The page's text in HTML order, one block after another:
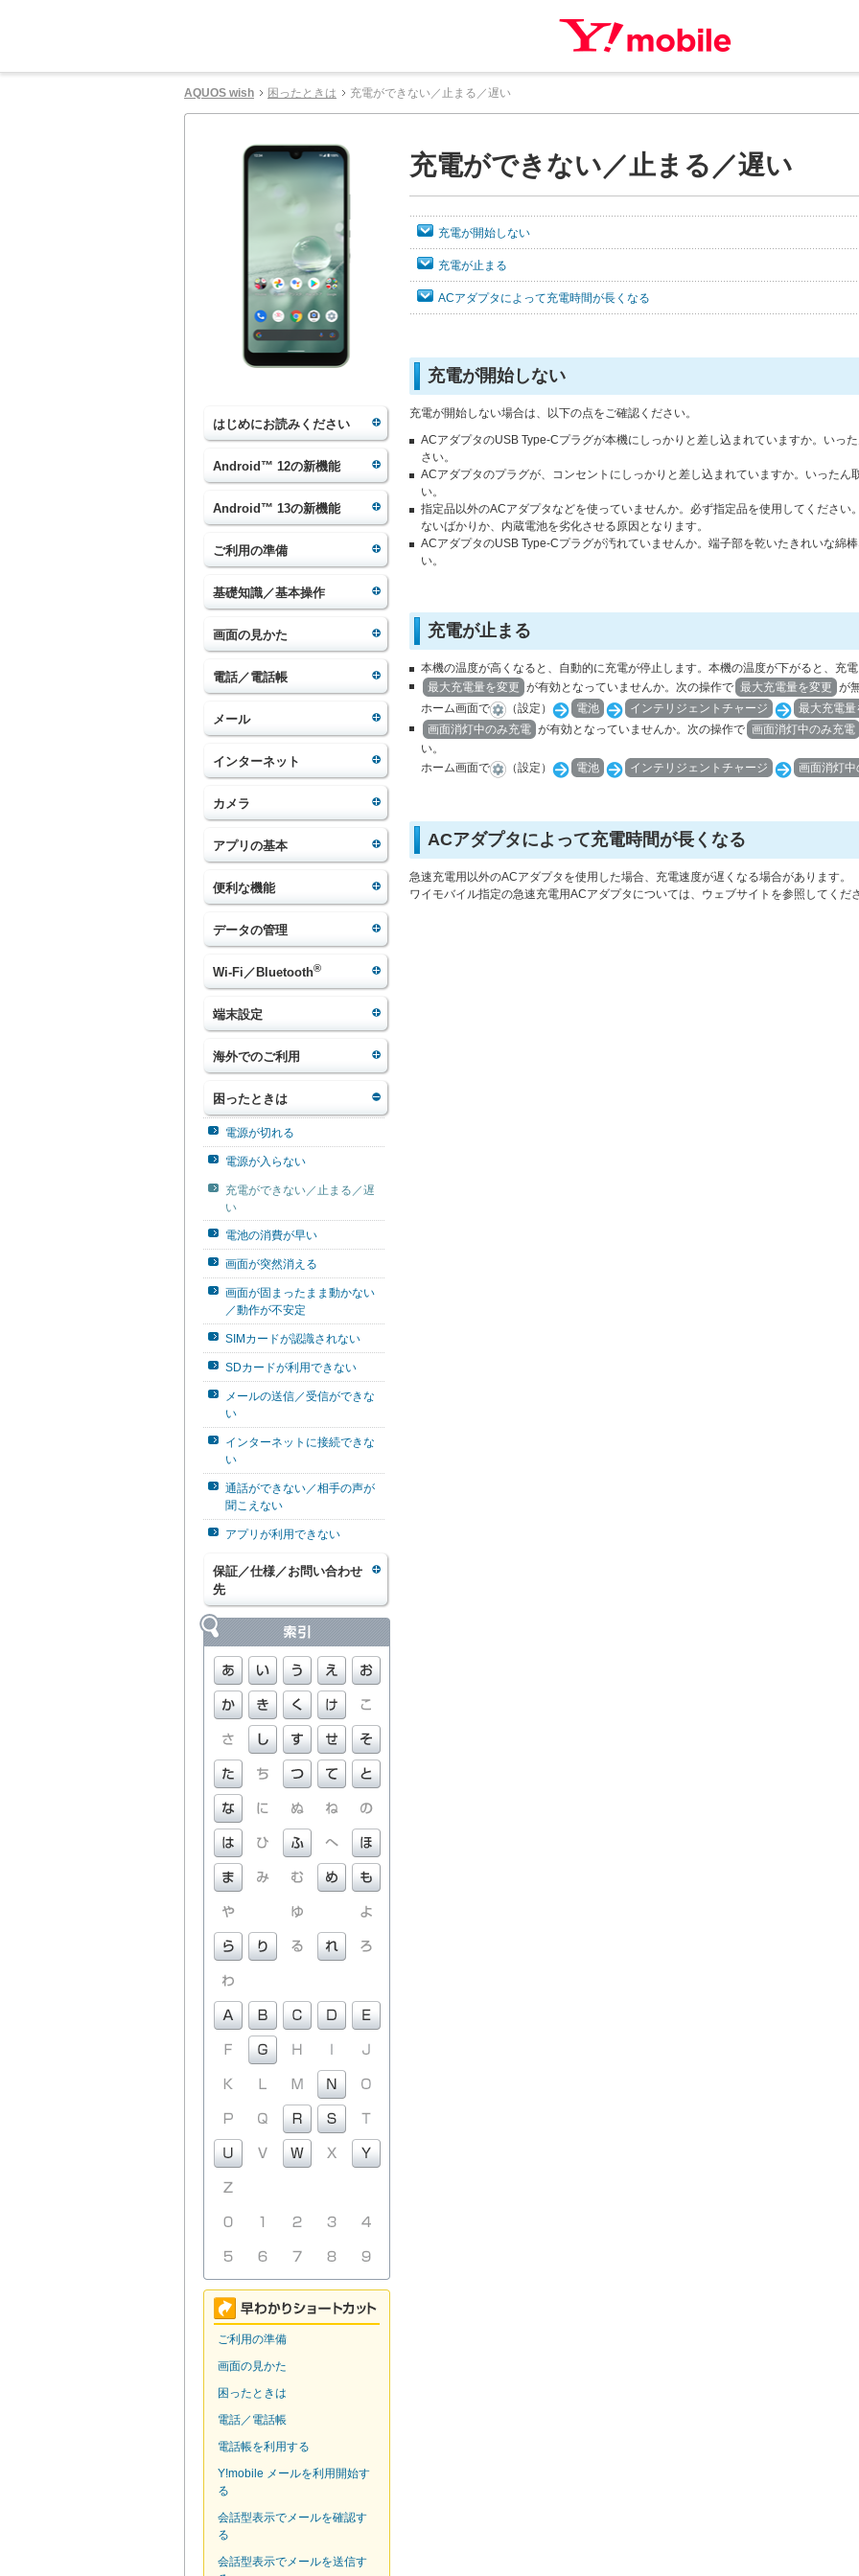
AQUOS wish 困ったときは 充電ができない／止まる／遅い
はじめにお読みください
Android™ 12の新機能
Android™ 13の新機能
ご利用の準備
基礎知識／基本操作
画面の見かた
電話／電話帳
メール
インターネット
カメラ
アプリの基本
便利な機能
データの管理
Wi-Fi／Bluetooth®
端末設定
海外でのご利用
困ったときは
電源が切れる
電源が入らない
充電ができない／止まる／遅
い
電池の消費が早い
画面が突然消える
画面が固まったまま動かない
／動作が不安定
SIMカードが認識されない
SDカードが利用できない
メールの送信／受信ができな
い
インターネットに接続できな
い
通話ができない／相手の声が
聞こえない
アプリが利用できない
保証／仕様／お問い合わせ
先
ご利用の準備
画面の見かた
困ったときは
電話／電話帳
電話帳を利用する
Y!mobile メールを利用開始す
る
会話型表示でメールを確認す
る
会話型表示でメールを送信す
充電ができない／止まる／遅い
充電が開始しない
充電が止まる
ACアダプタによって充電時間が長くなる
充電が開始しない
充電が開始しない場合は、以下の点をご確認ください。
ACアダプタのUSB Type-Cプラグが本機にしっかりと差し込まれていますか。いっ
さい。
ACアダプタのプラグが、コンセントにしっかりと差し込まれていますか。いったん
い。
指定品以外のACアダプタなどを使っていませんか。必ず指定品を使用してください
ないばかりか、内蔵電池を劣化させる原因となります。
ACアダプタのUSB Type-Cプラグが汚れていませんか。端子部を乾いたきれいな綿
い。
充電が止まる
本機の温度が高くなると、自動的に充電が停止します。本機の温度が下がると、充
最大充電量を変更 が有効となっていませんか。次の操作で 最大充電量を変更 が
ホーム画面で
（設定） 電池 インテリジェントチャージ
最大充電量
画面消灯中のみ充電 が有効となっていませんか。次の操作で 画面消灯中のみ充電
い。
ホーム画面で
（設定） 電池 インテリジェントチャージ 画面消灯中
ACアダプタによって充電時間が長くなる
急速充電用以外のACアダプタを使用した場合、充電速度が遅くなる場合があります。
ワイモバイル指定の急速充電用ACアダプタについては、ウェブサイトを参照してくだ